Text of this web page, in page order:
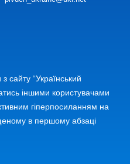
сайту “Український
іншими користувачами
гіперпосиланням на
в першому абзаці